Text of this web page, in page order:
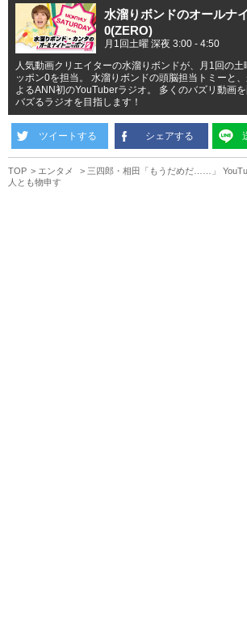
水溜りボンドのオールナ
0(ZERO)
月1回土曜 深夜 3:00 - 4:50
人気動画クリエイターの水溜りボンドが、月1回の土
ッポン0を担当。 水溜りボンドの頭脳担当トミーと
よるANN初のYouTuberラジオ。 多くのバズリ動画を
バズるラジオを目指します！
ツイートする シェアする
TOP エンタメ
三四郎・相田「もうだめだ……」
人とも物申す